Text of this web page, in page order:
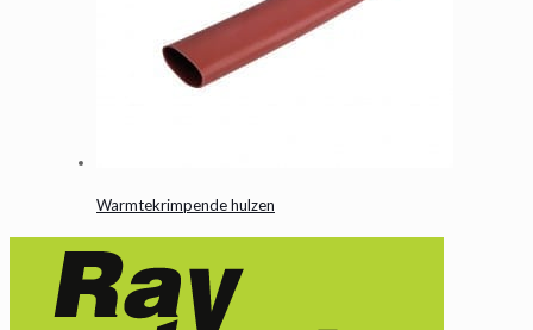
Warmtekrimpende hulzen